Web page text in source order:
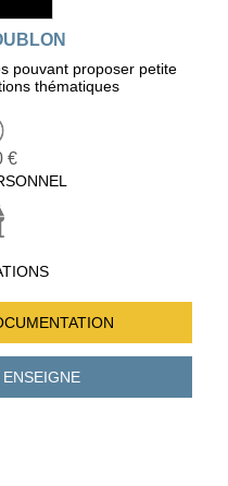
pouvant proposer petite
thématiques
€